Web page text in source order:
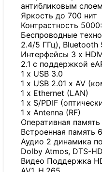
антибликовым слоем
Яркость до 700 нит
Контрастность
Беспроводные
2.4/5 ГГц), Bluetooth
Интерфейсы 3 x
2.1 с поддержкой
1 x USB 3.0
1 x USB 2.01 x AV
1 x Ethernet (LAN)
1 x S/PDIF
1 x Antenna (RF)
Оперативная
Встроенная память
Аудио 2 динамика
Dolby Atmos, DTS-HD
Видео Поддержка